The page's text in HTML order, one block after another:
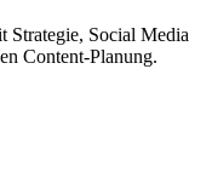
Strategie, Social Media
Content-Planung.